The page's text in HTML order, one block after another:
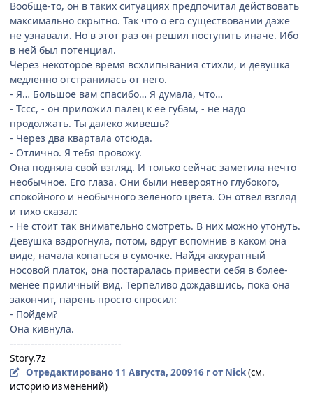
Вообще-то, он в таких ситуациях предпочитал действовать
максимально скрытно. Так что о его существовании даже
не узнавали. Но в этот раз он решил поступить иначе. Ибо
в ней был потенциал.
Через некоторое время всхлипывания стихли, и девушка
медленно отстранилась от него.
- Я… Большое вам спасибо… Я думала, что…
- Тссс, - он приложил палец к ее губам, - не надо
продолжать. Ты далеко живешь?
- Через два квартала отсюда.
- Отлично. Я тебя провожу.
Она подняла свой взгляд. И только сейчас заметила нечто
необычное. Его глаза. Они были невероятно глубокого,
спокойного и необычного зеленого цвета. Он отвел взгляд
и тихо сказал:
- Не стоит так внимательно смотреть. В них можно утонуть.
Девушка вздрогнула, потом, вдруг вспомнив в каком она
виде, начала копаться в сумочке. Найдя аккуратный
носовой платок, она постаралась привести себя в более-
менее приличный вид. Терпеливо дождавшись, пока она
закончит, парень просто спросил:
- Пойдем?
Она кивнула.
--------------------------------
Story.7z
Отредактировано 11 Августа, 200916 гот Nick(см.
историю изменений)